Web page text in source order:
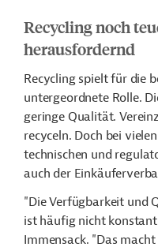
Recycling noch
herausfordernd
Recycling spielt für die
untergeordnete Rolle.
geringe Qualität.
recyceln. Doch bei
technischen und
auch der
"Die Verfügbarkeit und
ist häufig nicht
Immensack. "Das